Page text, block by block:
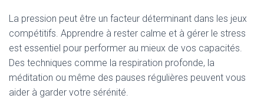
La pression peut être un facteur déterminant dans les jeux
compétitifs. Apprendre à rester calme et à gérer le stress
est essentiel pour performer au mieux de vos capacités.
Des techniques comme la respiration profonde, la
méditation ou même des pauses régulières peuvent vous
aider à garder votre sérénité.